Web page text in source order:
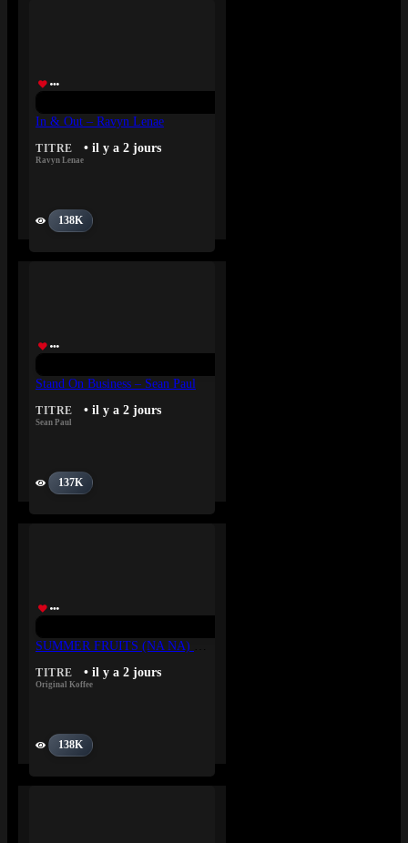
In & Out – Ravyn Lenae
TITRE • il y a 2 jours
Ravyn Lenae
138K
Stand On Business – Sean Paul
TITRE • il y a 2 jours
Sean Paul
137K
TITRE • il y a 2 jours
Original Koffee
138K